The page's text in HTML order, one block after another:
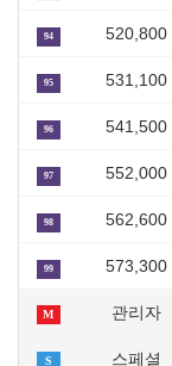
94 520,800
95 531,100
96 541,500
97 552,000
98 562,600
99 573,300
M 관리자
S 스페셜